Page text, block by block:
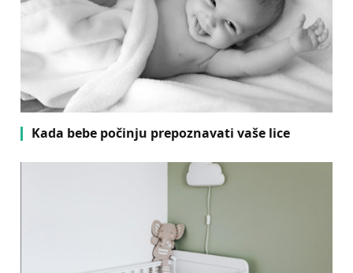
Kada bebe počinju prepoznavati vaše lice